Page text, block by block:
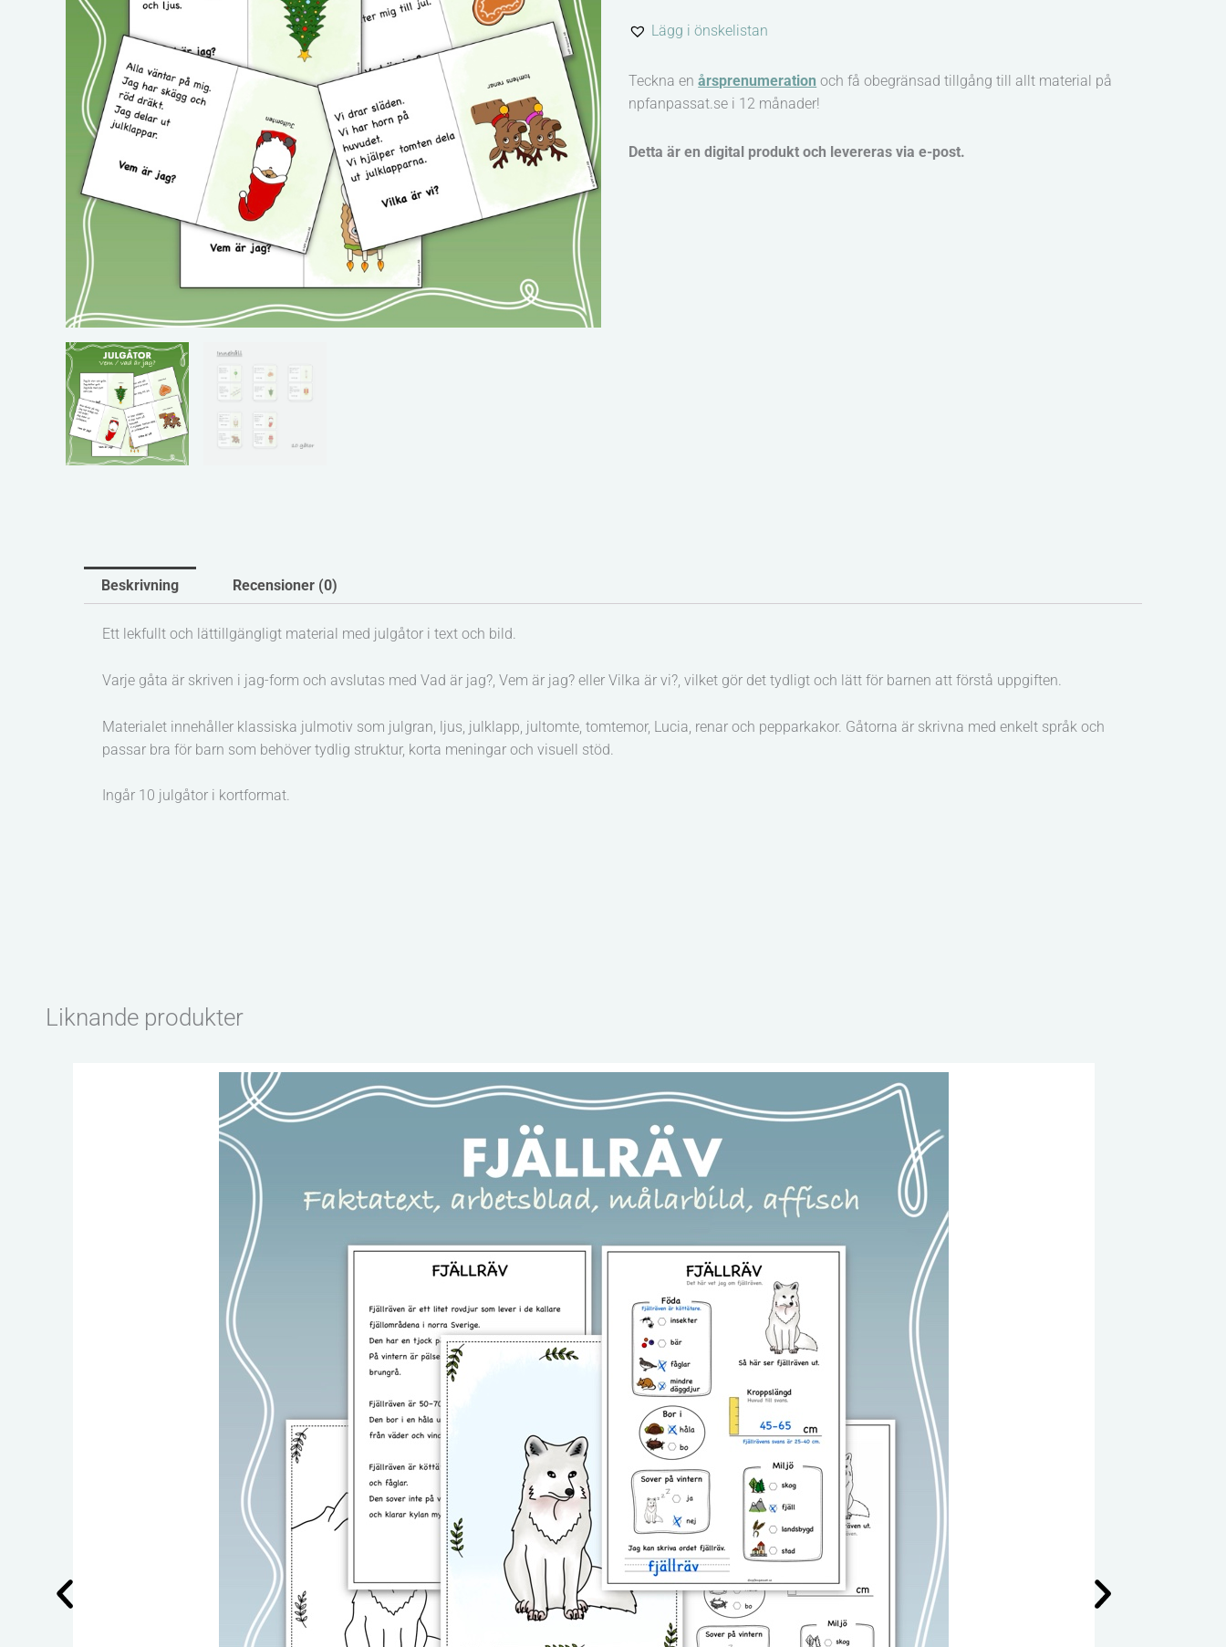
mängdLägg i önskelistan
Teckna enårsprenumeration och få obegränsad tillgång till allt material på
npfanpassat.se i 12 månader!
Detta är en digital produkt och levereras via e-post.
Beskrivning Recensioner (0)
Ett lekfullt och lättillgängligt material med julgåtor i text och bild.
Varje gåta är skriven i jag-form och avslutas med Vad är jag?, Vem är jag? eller Vilka är vi?, vilket gör det tydligt och lätt för barnen att förstå uppgiften.
Materialet innehåller klassiska julmotiv som julgran, ljus, julklapp, jultomte, tomtemor, Lucia, renar och pepparkakor. Gåtorna är skrivna med enkelt språk och
passar bra för barn som behöver tydlig struktur, korta meningar och visuell stöd.
Ingår 10 julgåtor i kortformat.
Liknande produkter